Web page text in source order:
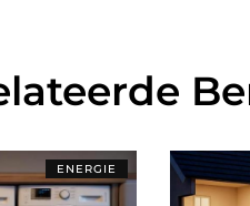
ENERGIE